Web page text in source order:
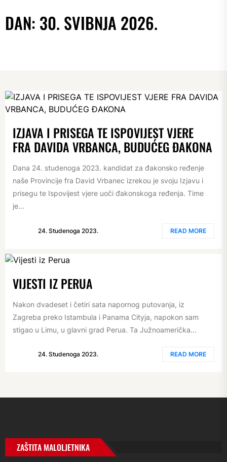
DAN: 30. SVIBNJA 2026.
IZJAVA I PRISEGA TE ISPOVIJEST VJERE
FRA DAVIDA VRBANCA, BUDUĆEG ĐAKONA
Dana 24. studenoga 2023. kandidat za đakonsko ređenje
naše Provincije fra David Vrbanec izrekou je svoju Izjavu i
prisegu te Ispovijest vjere uoči đakonskoga ređenja. Time
je...
24. Studenoga 2023. READ MORE
VIJESTI IZ PERUA
Nakon dvadeset i četiri sata napornog putovanja, iz
Zagreba preko Istambula i Panama Cityja, napokon sam
stigao u Limu, u glavni grad Perua. Ta Južnoamerička...
24. Studenoga 2023. READ MORE
ZAŠTITA MALOLJETNIKA